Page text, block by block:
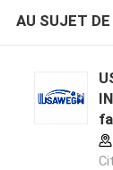
AU SUJET DE